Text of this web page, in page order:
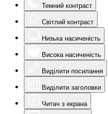
Темний контраст
Світлий контраст
Низька насиченість
Висока насиченість
Виділити посилання
Виділити заголовки
Читач з екрана